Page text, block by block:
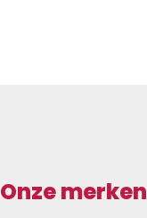
Onze merken